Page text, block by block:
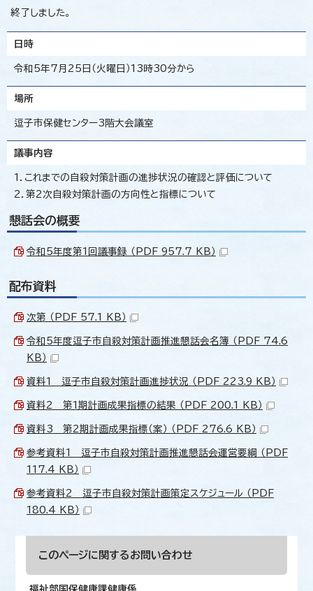
終了しました。
日時
令和5年7月25日（火曜日）13時30分から
場所
逗子市保健センター3階大会議室
議事内容
1．これまでの自殺対策計画の進捗状況の確認と評価について
2．第2次自殺対策計画の方向性と指標について
懇話会の概要
令和5年度第1回議事録 （PDF 957.7 KB）
配布資料
次第 （PDF 57.1 KB）
令和5年度逗子市自殺対策計画推進懇話会名簿 （PDF 74.6
KB）
資料1 逗子市自殺対策計画進捗状況 （PDF 223.9 KB）
資料2 第1期計画成果指標の結果 （PDF 200.1 KB）
資料3 第2期計画成果指標（案） （PDF 276.6 KB）
参考資料1 逗子市自殺対策計画推進懇話会運営要綱 （PDF
117.4 KB）
参考資料2 逗子市自殺対策計画策定スケジュール （PDF
180.4 KB）
このページに関する お問い合わせ
福祉部国保健康課健康係